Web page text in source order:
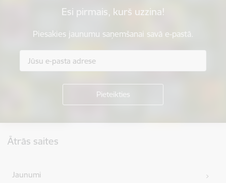
Esi pirmais, kurš uzzina!
Piesakies jaunumu saņemšanai savā e-pastā.
Ātrās saites
Jaunumi